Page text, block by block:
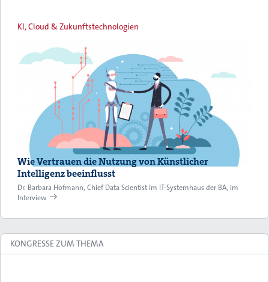
KI, Cloud & Zukunftstechnologien
Wie Vertrauen die Nutzung von Künstlicher
Intelligenz beeinflusst
Dr. Barbara Hofmann, Chief Data Scientist im IT-Systemhaus der BA, im
Interview
KONGRESSE ZUM THEMA